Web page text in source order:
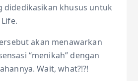
didedikasikan khusus untuk
akan menawarkan
“menikah” dengan
Wait, what?!?!